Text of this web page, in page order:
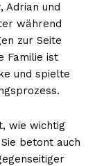
Adrian und
während
zur Seite
Familie ist
und spielte
wie wichtig
betont auch